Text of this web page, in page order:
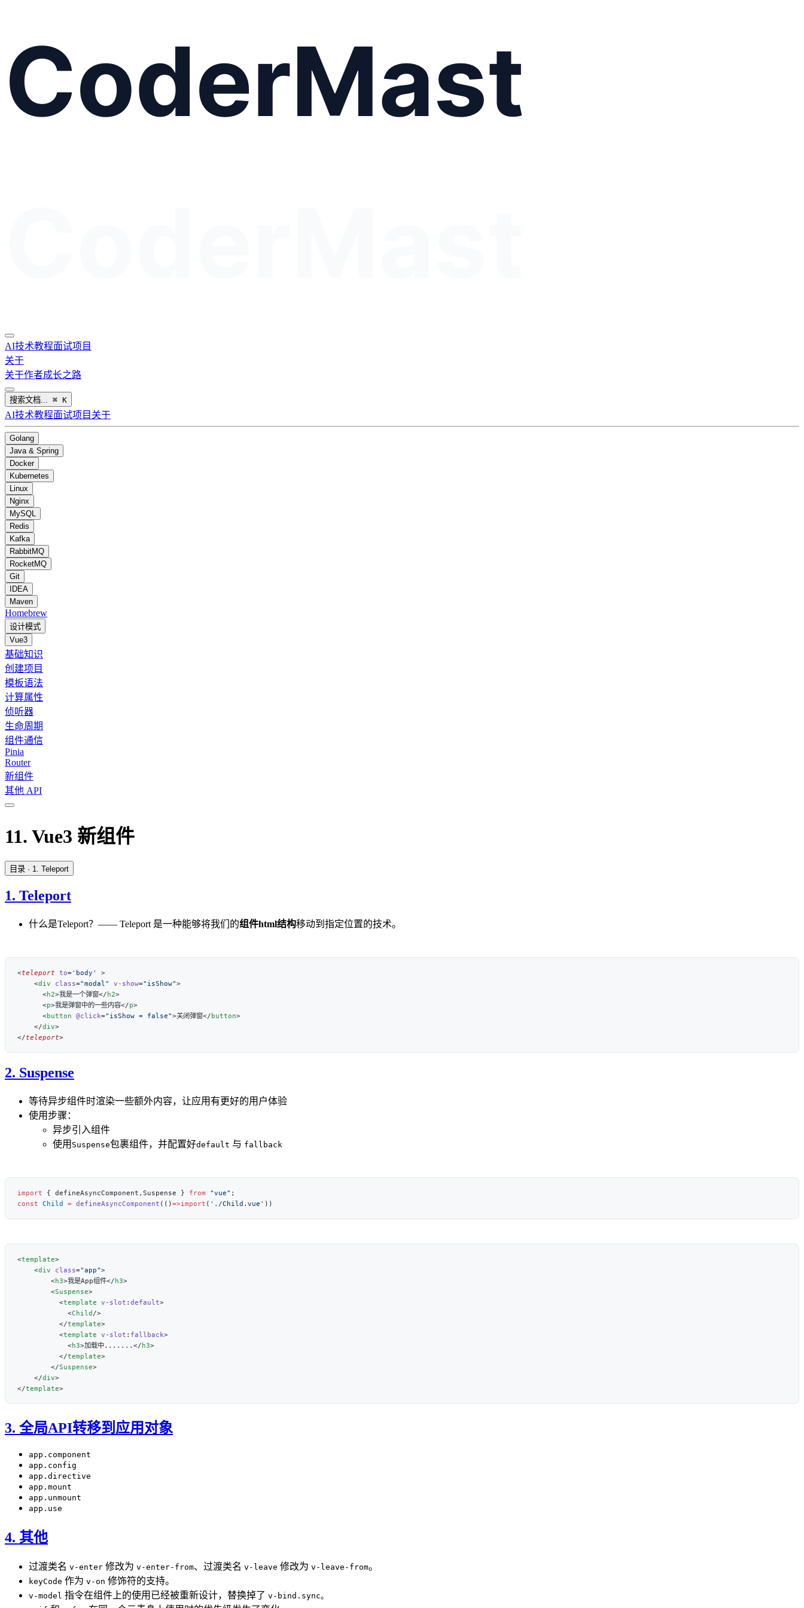
AI技术教程面试项目
关于
关于作者成长之路
搜索文档... ⌘ K
AI技术教程面试项目 关于
Golang
Java & Spring
Docker
Kubernetes
Linux
Nginx
MySQL
Redis
Kafka
RabbitMQ
RocketMQ
Git
IDEA
Maven
Homebrew
设计模式
Vue3
基础知识
创建项目
模板语法
计算属性
侦听器
生命周期
组件通信
Pinia
Router
新组件
其他 API
11. Vue3 新组件
目录 · 1. Teleport
1. Teleport
什么是Teleport？—— Teleport 是一种能够将我们的组件html结构移动到指定位置的技术。
<teleport to='body'
    <
div class="modal" v-show="isShow"
      <
h2>我是一个弹窗</ h2
      <
p>我是弹窗中的一些内容</p
      <
button @click="isShow = false">关闭弹窗</ button
    </
div
</teleport
2. Suspense
等待异步组件时渲染一些额外内容，让应用有更好的用户体验
使用步骤：
异步引入组件
使用 Suspense包裹组件，并配置好default 与 fallback
import { defineAsyncComponent,Suspense } from "vue"
const Child = defineAsyncComponent (()=>import ( './Child.vue'
<template
    <
div class="app"
        <
h3>我是App组件</ h3
        <
Suspense
          <
template v-slot : default
            <
Child
          </
template
          <
template v-slot : fallback
            <
h3>加载中.......</ h3
          </
template
        </
Suspense
    </
div
</template
3. 全局API转移到应用对象
app.component
app.config
app.directive
app.mount
app.unmount
app.use
4. 其他
过渡类名 v-enter 修改为 v-enter-from、过渡类名 v-leave 修改为 v-leave-from。
keyCode 作为 v-on 修饰符的支持。
v-model 指令在组件上的使用已经被重新设计，替换掉了 v-bind.sync。